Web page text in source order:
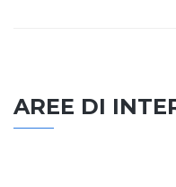
AREE DI